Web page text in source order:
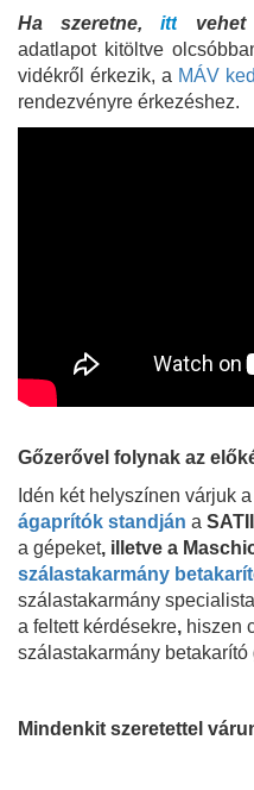
Ha szeretne,itt vehet
adatlapot kitöltve
vidékről érkezik, a MÁV
rendezvényre érkezéshez.
Gőzerővel folynak az
Idén két helyszínen várjuk
ágaprítók standján a
a gépeket, illetve a
szálastakarmány
szálastakarmány
a feltett kérdésekre, hiszen
szálastakarmány
Mindenkit szeretettel